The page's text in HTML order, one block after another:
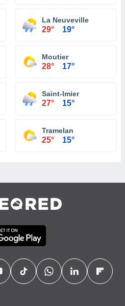
La Neuveville
29° 19°
Moutier
28° 17°
Saint-Imier
27° 15°
Tramelan
25° 15°